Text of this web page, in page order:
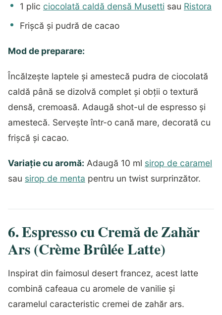
1 plic ciocolată caldă densă Musetti sau Ristora
Frișcă și pudră de cacao
Mod de preparare:
Încălzește laptele și amestecă pudra de ciocolată
caldă până se dizolvă complet și obții o textură
densă, cremoasă. Adaugă shot-ul de espresso și
amestecă. Servește într-o cană mare, decorată cu
frișcă și cacao.
Variație cu aromă: Adaugă 10 ml sirop de caramel
sau sirop de menta pentru un twist surprinzător.
6. Espresso cu Cremă de Zahăr
Ars (Crème Brûlée Latte)
Inspirat din faimosul desert francez, acest latte
combină cafeaua cu aromele de vanilie și
caramelul caracteristic cremei de zahăr ars.